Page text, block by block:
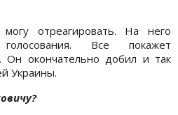
отреагировать. На него
Все покажет
Он окончательно добил и так
Украины.